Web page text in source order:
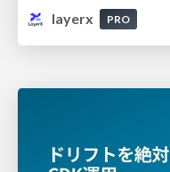
layerx PRO